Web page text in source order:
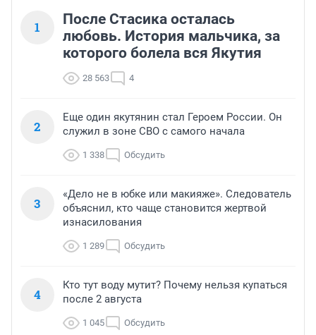
1
После Стасика осталась
любовь. История мальчика, за
которого болела вся Якутия
28 563 4
2
Еще один якутянин стал Героем России. Он
служил в зоне СВО с самого начала
1 338 Обсудить
3
«Дело не в юбке или макияже». Следователь
объяснил, кто чаще становится жертвой
изнасилования
1 289 Обсудить
4
Кто тут воду мутит? Почему нельзя купаться
после 2 августа
1 045 Обсудить